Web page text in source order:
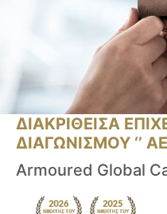
ΔΙΑΚΡΙΘΕΙΣΑ
ΔΙΑΓΩΝΙΣΜΟΥ ‘’
Armoured Global